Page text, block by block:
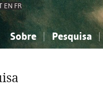
EN FR
Sobre Pesquisa
Ciências sociais...
Ciências sociais...